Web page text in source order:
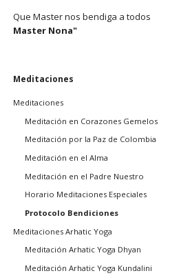
Que Master nos bendiga a todos
Master Nona"
Saltar
Meditaciones
Meditaciones
Meditación en Corazones Gemelos
Meditación por la Paz de Colombia
Meditación en el Alma
Meditación en el Padre Nuestro
Horario Meditaciones Especiales
Protocolo Bendiciones
Meditaciones Arhatic Yoga
Meditación Arhatic Yoga Dhyan
Meditación Arhatic Yoga Kundalini